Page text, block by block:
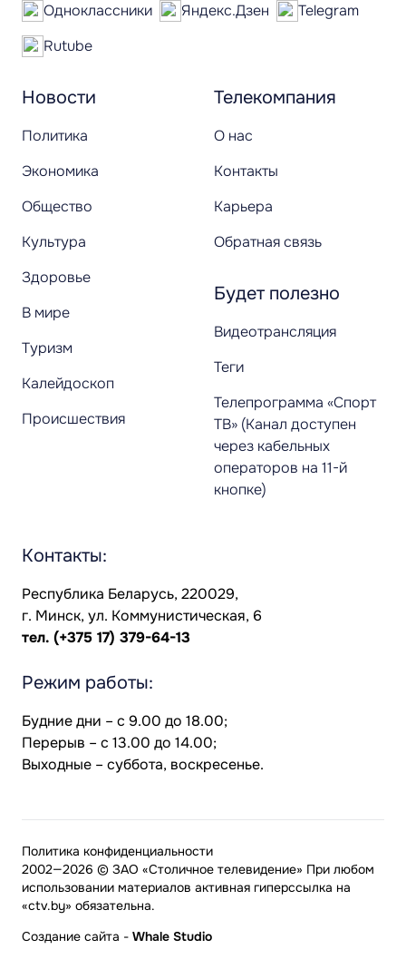
Новости
Политика
Экономика
Общество
Культура
Здоровье
В мире
Туризм
Калейдоскоп
Происшествия
Телекомпания
О нас
Контакты
Карьера
Обратная связь
Будет полезно
Видеотрансляция
Теги
Телепрограмма «Спорт
ТВ» (Канал доступен
через кабельных
операторов на 11-й
кнопке)
Одноклассники
Яндекс.Дзен
Telegram
Rutube
Контакты:
Республика Беларусь, 220029,
г. Минск, ул. Коммунистическая, 6
тел. (+375 17) 379-64-13
Режим работы:
Будние дни – с 9.00 до 18.00;
Перерыв – с 13.00 до 14.00;
Выходные – суббота, воскресенье.
2002—2026 © ЗАО «Столичное телевидение» При любом
использовании материалов активная гиперссылка на
«ctv.by» обязательна.
Политика конфиденциальности
Создание сайта - Whale Studio